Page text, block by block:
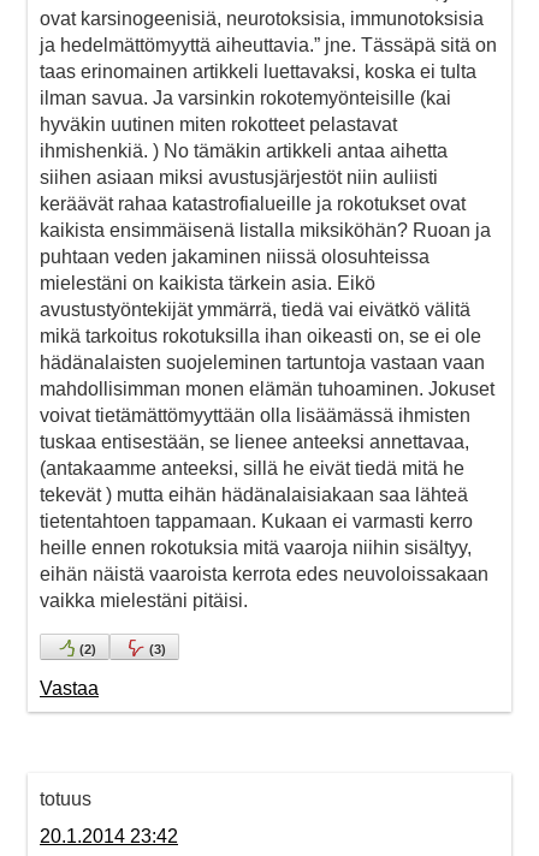
ovat karsinogeenisiä, neurotoksisia, immunotoksisia
ja hedelmättömyyttä aiheuttavia.” jne. Tässäpä sitä on
taas erinomainen artikkeli luettavaksi, koska ei tulta
ilman savua. Ja varsinkin rokotemyönteisille (kai
hyväkin uutinen miten rokotteet pelastavat
ihmishenkiä. ) No tämäkin artikkeli antaa aihetta
siihen asiaan miksi avustusjärjestöt niin auliisti
keräävät rahaa katastrofialueille ja rokotukset ovat
kaikista ensimmäisenä listalla miksiköhän? Ruoan ja
puhtaan veden jakaminen niissä olosuhteissa
mielestäni on kaikista tärkein asia. Eikö
avustustyöntekijät ymmärrä, tiedä vai eivätkö välitä
mikä tarkoitus rokotuksilla ihan oikeasti on, se ei ole
hädänalaisten suojeleminen tartuntoja vastaan vaan
mahdollisimman monen elämän tuhoaminen. Jokuset
voivat tietämättömyyttään olla lisäämässä ihmisten
tuskaa entisestään, se lienee anteeksi annettavaa,
(antakaamme anteeksi, sillä he eivät tiedä mitä he
tekevät ) mutta eihän hädänalaisiakaan saa lähteä
tietentahtoen tappamaan. Kukaan ei varmasti kerro
heille ennen rokotuksia mitä vaaroja niihin sisältyy,
eihän näistä vaaroista kerrota edes neuvoloissakaan
vaikka mielestäni pitäisi.
(2) (3)
Vastaa
totuus
20.1.2014 23:42